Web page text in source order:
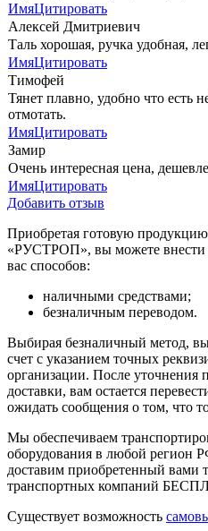
ИмяЦитировать
Алексей Дмитриевич
Таль хорошая, ручка удобная,
ИмяЦитировать
Тимофей
Тянет плавно, удобно что есть
отмотать.
ИмяЦитировать
Замир
Очень интересная цена,
ИмяЦитировать
Добавить отзыв
Приобретая готовую
«РУСТРОП», вы можете внести
вас способов:
наличными средствами;
безналичным переводом.
Выбирая безналичный метод,
счет с указанием точных
организации. После уточнения
доставки, вам остается
ожидать сообщения о том, что
Мы обеспечиваем
оборудования в любой
доставим приобретенный вами
транспортных компаний
Существует возможность